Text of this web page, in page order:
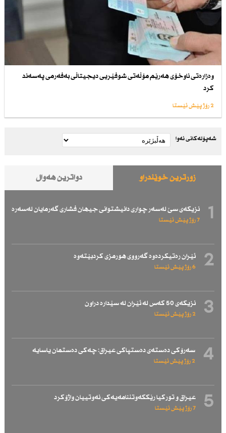
وەزارەتی ناوخۆی هەرێم مۆڵەتی شوفێریی دیجیتاڵی بەفەرمی پەسەند
كرد
2 رۆژ پێش ئێستا
شەپۆلەکانی نەوا
زۆرترین خوێندراو دواترین هەواڵ
1 نزیكەی سێ لەسەر چواری دانیشتوانی جیهان فشاری گەرمایان لەسەرە
7 رۆژ پێش ئێستا
2 ئێران رەتیكردەوە گەرووی هورمزی كردبێتەوە
6 رۆژ پێش ئێستا
3 نزیكەی 50 كەس لە ئێران لە سێدارە دراون
2 رۆژ پێش ئێستا
4 سەرۆكی دەستەی دەستپاكی عیراق: چەكی دەستمان یاسایە
2 رۆژ پێش ئێستا
5 عیراق و توركیا رێككەوتننامەیەكی نەوتییان واژۆكرد
7 رۆژ پێش ئێستا